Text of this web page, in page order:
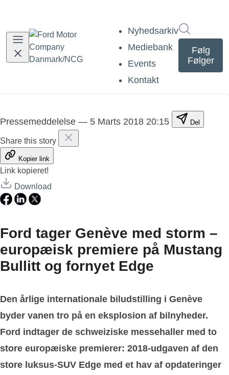
Nyhedsarkiv
Mediebank
Events
Kontakt
Følg
Følger
Pressemeddelelse — 5 Marts 2018 20:15 Del
Share this story
Kopier link
Link kopieret!
Download
Ford tager Genève med storm –
europæisk premiere på Mustang
Bullitt og fornyet Edge
Den årlige internationale biludstilling i Genève
byder vanen tro på en eksplosion af bilnyheder.
Ford indtager de schweiziske messehaller med to
store europæiske premierer: 2018-udgaven af den
store luksus-SUV Edge med et hav af opdateringer